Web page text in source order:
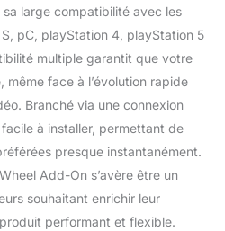
personnalisation de votre
configuration de course.
Large compatibilité :
entièrement compatible
avec PC, PlayStation 4,
PlayStation 5, Xbox One
et Xbox Series X|S, le
module complémentaire
TM Open Wheel s'intègre
parfaitement à une large
gamme de logiciels de
simulation de course et
large compatibilité avec les
pC, playStation 4, playStation 5
multiple garantit que votre
même face à l’évolution rapide
Branché via une connexion
à installer, permettant de
presque instantanément.
Add-On s’avère être un
souhaitant enrichir leur
performant et flexible.